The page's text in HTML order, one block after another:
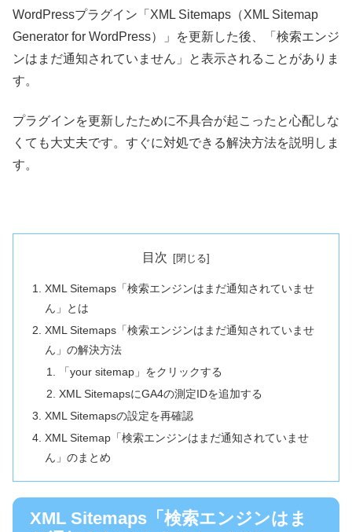
WordPressプラグイン「XML Sitemaps（XML Sitemap
Generator for WordPress）」を更新した後、「検索エンジ
ンはまだ通知されていません」と表示されることがありま
す。
プラグインを更新したために不具合が起こったと心配しな
くても大丈夫です。すぐに対処できる解決方法を説明しま
す。
目次
XML Sitemaps「検索エンジンはまだ通知されていませ
ん」とは
XML Sitemaps「検索エンジンはまだ通知されていませ
ん」の解決方法
「your sitemap」をクリックする
XML SitemapsにGA4の測定IDを追加する
XML Sitemapsの設定を再確認
XML Sitemap「検索エンジンはまだ通知されていませ
ん」のまとめ
XML Sitemaps「検索エンジンはま